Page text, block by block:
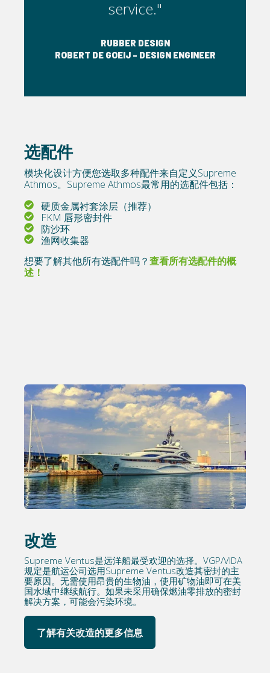
service."
RUBBER DESIGN
ROBERT DE GOEIJ - DESIGN ENGINEER
选配件
模块化设计方便您选取多种配件来自定义Supreme
Athmos。Supreme Athmos最常用的选配件包括：
硬质金属衬套涂层（推荐）
FKM 唇形密封件
防沙环
渔网收集器
想要了解其他所有选配件吗？查看所有选配件的概
述！
改造
Supreme Ventus是远洋船最受欢迎的选择。VGP/VIDA
规定是航运公司选用Supreme Ventus改造其密封的主
要原因。无需使用昂贵的生物油，使用矿物油即可在美
国水域中继续航行。如果未采用确保燃油零排放的密封
解决方案，可能会污染环境。
了解有关改造的更多信息